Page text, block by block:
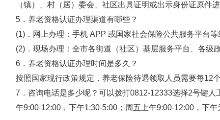
（镇）、村（居）委会、社区出具证明或出示身份证原件
5．养老资格认证办理渠道有哪些？
(1)．网上办理：手机 APP 或国家社会保险公共服务平台
(2)．现场办理：全市各街道（社区）基层服务平台、各级
6．养老资格认证办理时间是多久？
按照国家现行政策规定，养老保险待遇领取人员需要每12
7．咨询电话是多少呢？可以拨打0812-12333选择2号键
午9:00-12:00，下午1:30-5:00；周五上午9:00-12:00，下